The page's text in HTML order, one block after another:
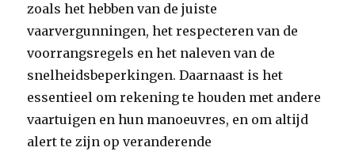
zoals het hebben van de juiste
vaarvergunningen, het respecteren van de
voorrangsregels en het naleven van de
snelheidsbeperkingen. Daarnaast is het
essentieel om rekening te houden met andere
vaartuigen en hun manoeuvres, en om altijd
alert te zijn op veranderende